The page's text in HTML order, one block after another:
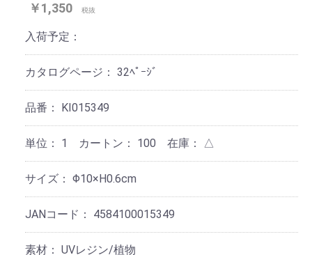
￥1,350 税抜
入荷予定：
カタログページ： 32ﾍﾟｰｼﾞ
品番： KI015349
単位： 1 カートン： 100 在庫： △
サイズ： Φ10×H0.6cm
JANコード： 4584100015349
素材： UVレジン/植物